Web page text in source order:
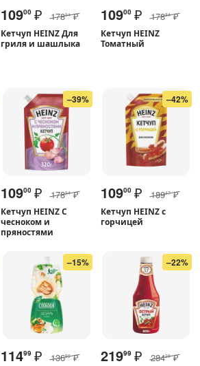
10900 ₽ 17894 ₽
Кетчуп HEINZ Для
гриля и шашлыка
10900 ₽ 17894 ₽
Кетчуп HEINZ
Томатный
–39%
10900 ₽ 17894 ₽
Кетчуп HEINZ С
чесноком и
пряностями
–42%
10900 ₽ 18947 ₽
Кетчуп HEINZ с
горчицей
–15%
11499 ₽ 13689 ₽
–22%
21999 ₽ 28429 ₽